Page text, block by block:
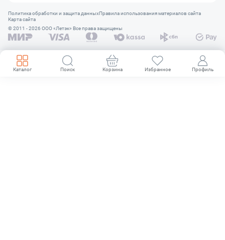
© 2011 - 2026 OOO «Летэк» Все права защищены
Политика обработки и защита данныхПравила использования материалов сайта
Карта сайта
Каталог Поиск Корзина Избранное Профиль